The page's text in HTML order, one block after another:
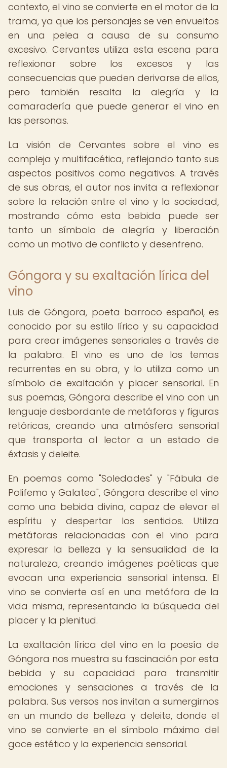
contexto, el vino se convierte en el motor de la
trama, ya que los personajes se ven envueltos
en una pelea a causa de su consumo
excesivo. Cervantes utiliza esta escena para
reflexionar sobre los excesos y las
consecuencias que pueden derivarse de ellos,
pero también resalta la alegría y la
camaradería que puede generar el vino en
las personas.
La visión de Cervantes sobre el vino es
compleja y multifacética, reflejando tanto sus
aspectos positivos como negativos. A través
de sus obras, el autor nos invita a reflexionar
sobre la relación entre el vino y la sociedad,
mostrando cómo esta bebida puede ser
tanto un símbolo de alegría y liberación
como un motivo de conflicto y desenfreno.
Góngora y su exaltación lírica del
vino
Luis de Góngora, poeta barroco español, es
conocido por su estilo lírico y su capacidad
para crear imágenes sensoriales a través de
la palabra. El vino es uno de los temas
recurrentes en su obra, y lo utiliza como un
símbolo de exaltación y placer sensorial. En
sus poemas, Góngora describe el vino con un
lenguaje desbordante de metáforas y figuras
retóricas, creando una atmósfera sensorial
que transporta al lector a un estado de
éxtasis y deleite.
En poemas como "Soledades" y "Fábula de
Polifemo y Galatea", Góngora describe el vino
como una bebida divina, capaz de elevar el
espíritu y despertar los sentidos. Utiliza
metáforas relacionadas con el vino para
expresar la belleza y la sensualidad de la
naturaleza, creando imágenes poéticas que
evocan una experiencia sensorial intensa. El
vino se convierte así en una metáfora de la
vida misma, representando la búsqueda del
placer y la plenitud.
La exaltación lírica del vino en la poesía de
Góngora nos muestra su fascinación por esta
bebida y su capacidad para transmitir
emociones y sensaciones a través de la
palabra. Sus versos nos invitan a sumergirnos
en un mundo de belleza y deleite, donde el
vino se convierte en el símbolo máximo del
goce estético y la experiencia sensorial.